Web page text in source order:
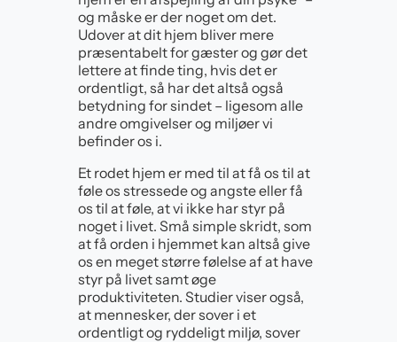
og måske er der noget om det.
Udover at dit hjem bliver mere
præsentabelt for gæster og gør det
lettere at finde ting, hvis det er
ordentligt, så har det altså også
betydning for sindet – ligesom alle
andre omgivelser og miljøer vi
befinder os i.
Et rodet hjem er med til at få os til at
føle os stressede og angste eller få
os til at føle, at vi ikke har styr på
noget i livet. Små simple skridt, som
at få orden i hjemmet kan altså give
os en meget større følelse af at have
styr på livet samt øge
produktiviteten. Studier viser også,
at mennesker, der sover i et
ordentligt og ryddeligt miljø, sover